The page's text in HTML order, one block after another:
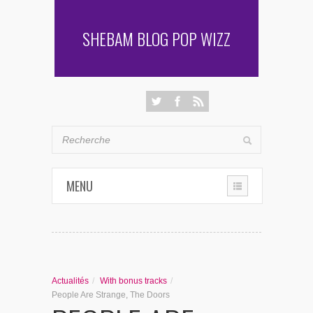
SHEBAM BLOG POP WIZZ
MENU
PENSÉES & AUTRES AVENTURES
Actualités / With bonus tracks /
People Are Strange, The Doors